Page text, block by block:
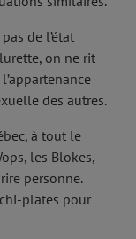
de l’état
on ne rit
des autres.
à tout le
les Blokes,
personne.
plates pour